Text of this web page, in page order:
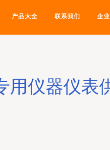
产品大全 联系我们 企
用仪器仪表